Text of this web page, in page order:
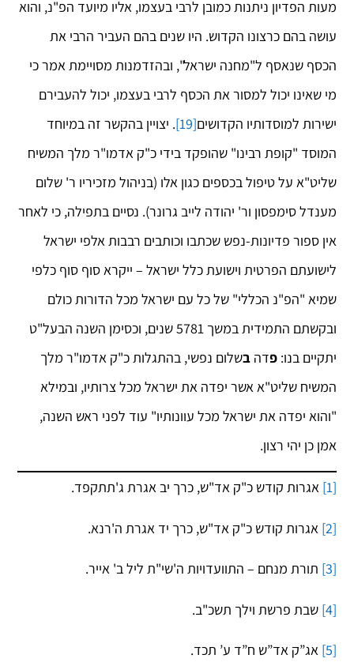
מעות הפדיון ניתנות כמובן לרבי בעצמו, אליו מיועד הפ"נ, והוא
עושה בהם כרצונו הקדוש. היו שנים בהם העביר הרבי את
הכסף שנאסף ל"מחנה ישראל", ובהזדמנות מסויימת אמר כי
מי שאינו יכול למסור את הכסף לרבי בעצמו, יכול להעבירם
ישירות למוסדותיו הקדושים[19]
. יצויין בהקשר זה במיוחד
המוסד "קופת רבינו" שהופקד בידי כ"ק אדמו"ר מלך המשיח
שליט"א על טיפול בכספים כגון אלו (בניהול מזכיריו ר' שלום
מענדל סימפסון ור' יהודה לייב גרונר). נסיים בתפילה, כי לאחר
אין ספור פדיונות-נפש שכתבו וכותבים רבבות אלפי ישראל
לישועתם הפרטית וישועת כלל ישראל – ייקרא סוף סוף כלפי
שמיא "הפ"נ הכללי" של כל עם ישראל מכל הדורות כולם
ובקשתם התמידית במשך 5781 שנים, וכסימן השנה הבעל"ט
יתקיים בנו:פדהבשלום נפשי, בהתגלות כ"ק אדמו"ר מלך
המשיח שליט"א אשר יפדה את ישראל מכל צרותיו, ובמילא
"והוא יפדה את ישראל מכל עוונותיו" עוד לפני ראש השנה,
אמן כן יהי רצון.
[1] אגרות קודש כ"ק אד"ש, כרך יב אגרת ג'תתקפד.
[2] אגרות קודש כ"ק אד"ש, כרך יד אגרת ה'רנא.
[3] תורת מנחם – התוועדויות ה'שי"ת ליל ב' אייר.
[4] שבת פרשת וילך תשכ"ב.
[5] אג”ק אד”ש ח”ד ע’ תכד.